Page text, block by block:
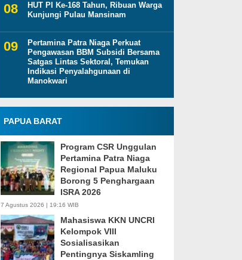
HUT PI Ke-168 Tahun, Ribuan Warga
Kunjungi Pulau Mansinam
Pertamina Patra Niaga Perkuat
Pengawasan BBM Subsidi Bersama
Satgas Lintas Sektoral, Temukan
Indikasi Penyalahgunaan di
Manokwari
PAPUA BARAT
Program CSR Unggulan
Pertamina Patra Niaga
Regional Papua Maluku
Borong 5 Penghargaan
ISRA 2026
7 Agustus 2026 | 19:16 WIB
Mahasiswa KKN UNCRI
Kelompok VIII
Sosialisasikan
Pentingnya Siskamling